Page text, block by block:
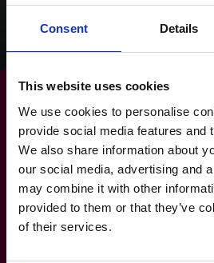
Consent Details
This website uses cookies
We use cookies to personalise
provide social media features and
We also share information about
our social media, advertising and
may combine it with other
provided to them or that they’ve
of their services.
Lees
Het is tijd om je
hard te laten